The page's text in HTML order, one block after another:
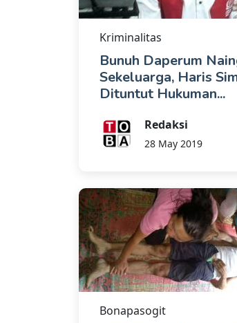
Kriminalitas
Bunuh Daperum
Sekeluarga, Haris
Dituntut Hukuman...
Redaksi
28 May 2019
Bonapasogit